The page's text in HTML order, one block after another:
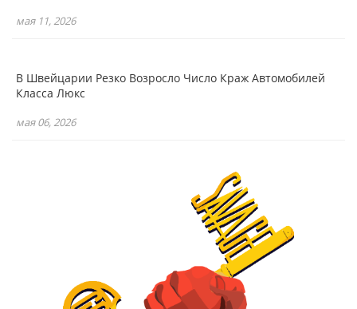
мая 11, 2026
В Швейцарии Резко Возросло Число Краж Автомобилей
Класса Люкс
мая 06, 2026